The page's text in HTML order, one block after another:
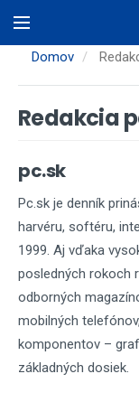
na
hlavnýDomov
Redakcia
pc.sk
Pc.sk je denník
harvéru, softéru,
1999. Aj vďaka
posledných rokoch
odborných
mobilných
komponentov –
základných dosiek.